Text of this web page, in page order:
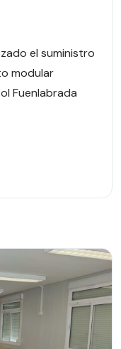
el suministro
modular
Fuenlabrada